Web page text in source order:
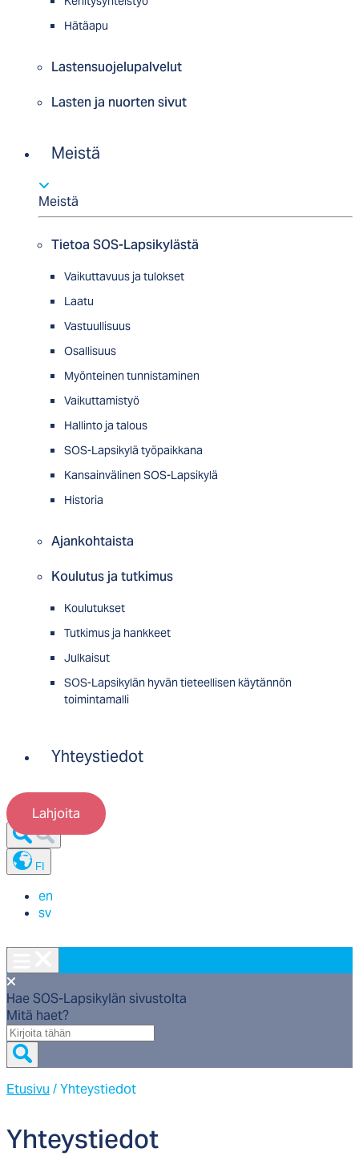
Hätäapu
Lastensuojelupalvelut
Lasten ja nuorten sivut
Meistä
Meistä
Tietoa SOS-Lapsikylästä
Vaikuttavuus ja tulokset
Laatu
Vastuullisuus
Osallisuus
Myön­tei­nen tun­nis­ta­minen
Vaikuttamistyö
Hallinto ja talous
SOS-Lapsikylä työpaikkana
Kansainvälinen SOS-Lapsikylä
Historia
Ajankohtaista
Koulutus ja tutkimus
Koulutukset
Tutkimus ja hankkeet
Julkaisut
SOS-Lapsikylän hyvän tieteellisen käytännön
toimintamalli
Yhteystiedot
Lahjoita
FI
en
sv
Hae SOS-Lapsikylän sivustolta
Mitä haet?
Mitä
haet?
Etusivu /Yhteystiedot
Yh­teys­tie­dot